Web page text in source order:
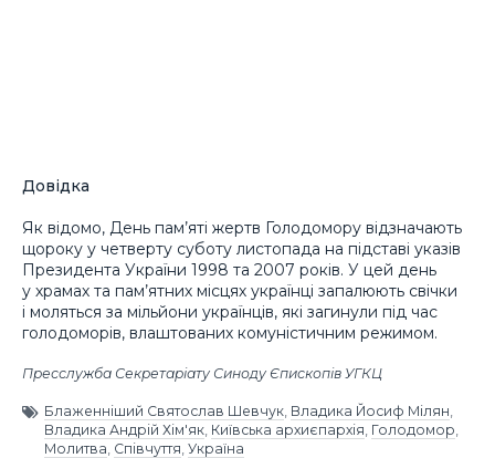
Довідка
Як відомо, День пам’яті жертв Голодомору відзначають
щороку у четверту суботу листопада на підставі указів
Президента України 1998 та 2007 років. У цей день
у храмах та пам’ятних місцях українці запалюють свічки
і моляться за мільйони українців, які загинули під час
голодоморів, влаштованих комуністичним режимом.
Пресслужба Секретаріату Синоду Єпископів УГКЦ
Блаженніший Святослав Шевчук Владика Йосиф Мілян
Владика Андрій Хім'як Київська архиєпархія Голодомор
Молитва Співчуття Україна